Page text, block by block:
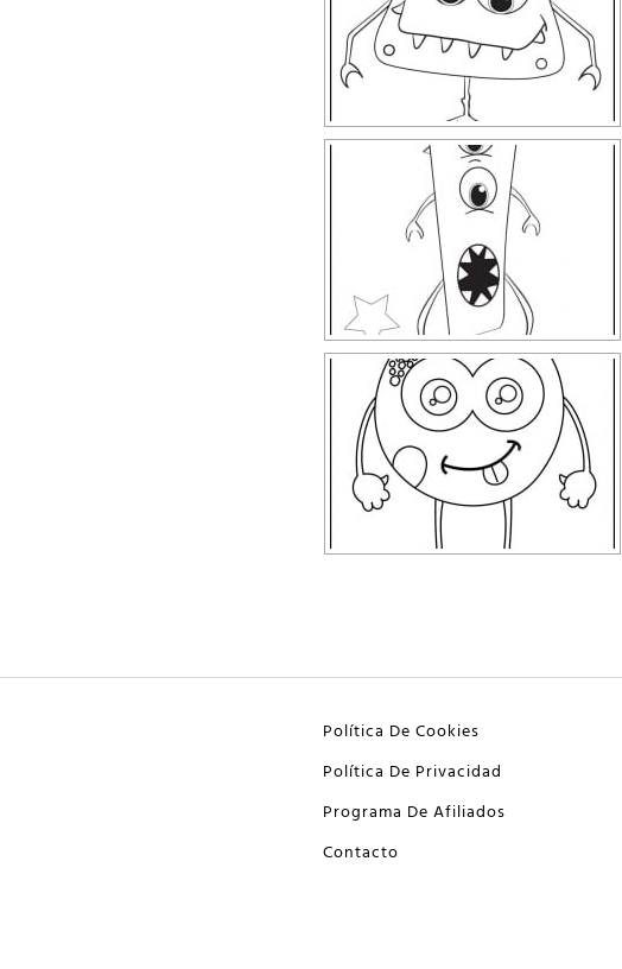
Política De Cookies
Política De Privacidad
Programa De Afiliados
Contacto